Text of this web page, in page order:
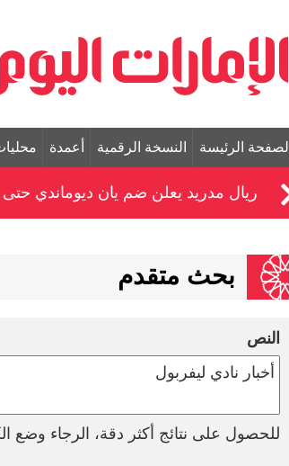
الصفحة الرئيسة النسخة الرقمية أعمدة
ريال مدريد يعلن ضم يان ديوماندي حتى 2033
بحث متقدم
النص
للحصول على نتائج أكثر دقة، الرجاء وضع